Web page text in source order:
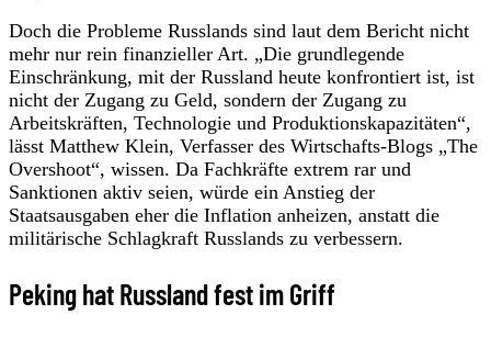
Doch die Probleme Russlands sind laut dem Bericht nicht
mehr nur rein finanzieller Art. „Die grundlegende
Einschränkung, mit der Russland heute konfrontiert ist, ist
nicht der Zugang zu Geld, sondern der Zugang zu
Arbeitskräften, Technologie und Produktionskapazitäten“,
lässt Matthew Klein, Verfasser des Wirtschafts-Blogs „The
Overshoot“, wissen. Da Fachkräfte extrem rar und
Sanktionen aktiv seien, würde ein Anstieg der
Staatsausgaben eher die Inflation anheizen, anstatt die
militärische Schlagkraft Russlands zu verbessern.
Peking hat Russland fest im Griff